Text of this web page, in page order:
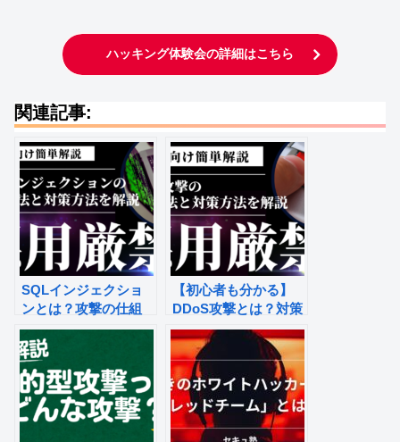
ハッキング体験会の詳細はこちら
関連記事:
SQLインジェクショ
ンとは？攻撃の仕組
み、対策、被害事例を
解説！
【初心者も分かる】
DDoS攻撃とは？対策
方法や攻撃の仕組みを
解説